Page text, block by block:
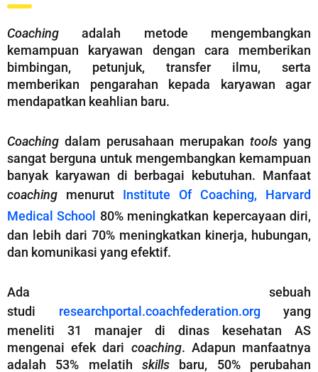
Coaching adalah metode mengembangkan
kemampuan karyawan dengan cara memberikan
bimbingan, petunjuk, transfer ilmu, serta
memberikan pengarahan kepada karyawan agar
mendapatkan keahlian baru.
Coaching dalam perusahaan merupakan tools yang
sangat berguna untuk mengembangkan kemampuan
banyak karyawan di berbagai kebutuhan. Manfaat
coaching menurut Institute Of Coaching, Harvard
Medical School 80% meningkatkan kepercayaan diri,
dan lebih dari 70% meningkatkan kinerja, hubungan,
dan komunikasi yang efektif.
Ada sebuah
studi researchportal.coachfederation.orgyang
meneliti 31 manajer di dinas kesehatan AS
mengenai efek dari coaching. Adapun manfaatnya
adalah 53% melatih skills baru, 50% perubahan